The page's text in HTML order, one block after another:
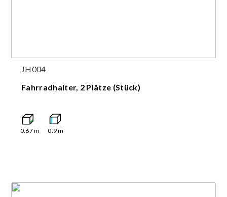
JH004
Fahrradhalter, 2 Plätze (Stück)
0.67m 0.9m